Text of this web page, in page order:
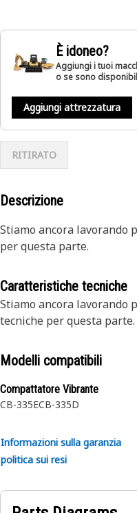
È idoneo?
Aggiungi i tuoi
o se sono
Aggiungi attrezzatura
RITIRATO
Descrizione
Stiamo ancora lavorando
per questa parte.
Caratteristiche tecniche
Stiamo ancora lavorando
tecniche per questa parte.
Modelli compatibili
Compattatore Vibrante
CB-335ECB-335D
Informazioni sulla garanzia
politica sui resi